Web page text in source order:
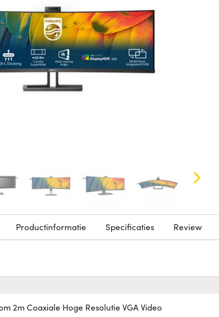
Productinformatie Specificaties Review
2m Coaxiale Hoge Resolutie VGA Video